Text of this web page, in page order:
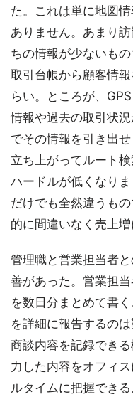
た。これは単に地図
ありません。あまり
ちの情報が少ないも
取引台帳から顧客情
らい。ところが、
情報や過去の取引状
でその情報を引き出
立ち上がってルート
ハードルが低くなり
だけでも全然違うも
的に間違いなく売上
管理職と営業担当者
善があった。営業担
を数日分まとめて書
を詳細に報告するの
商談内容を記録でき
力した内容をオフィ
ルタイムに把握できる